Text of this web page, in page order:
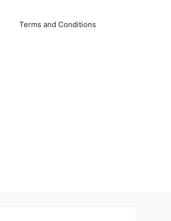
Terms and Conditions